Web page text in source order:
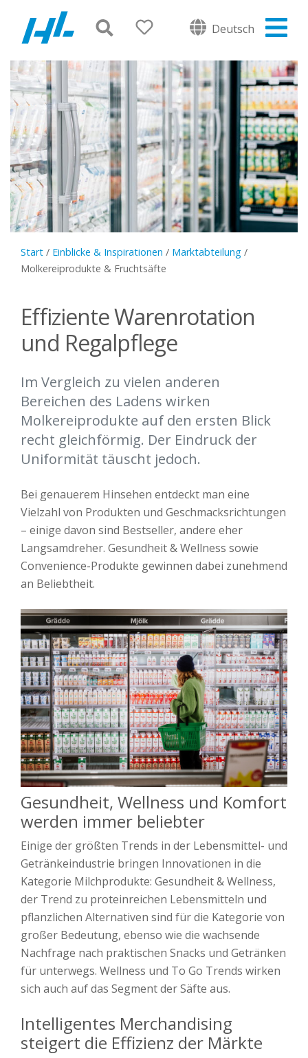
Deutsch
Start / Einblicke & Inspirationen / Marktabteilung /
Molkereiprodukte & Fruchtsäfte
Effiziente Warenrotation
und Regalpflege
Im Vergleich zu vielen anderen
Bereichen des Ladens wirken
Molkereiprodukte auf den ersten Blick
recht gleichförmig. Der Eindruck der
Uniformität täuscht jedoch.
Bei genauerem Hinsehen entdeckt man eine
Vielzahl von Produkten und Geschmacksrichtungen
– einige davon sind Bestseller, andere eher
Langsamdreher. Gesundheit & Wellness sowie
Convenience-Produkte gewinnen dabei zunehmend
an Beliebtheit.
Gesundheit, Wellness und Komfort
werden immer beliebter
Einige der größten Trends in der Lebensmittel- und
Getränkeindustrie bringen Innovationen in die
Kategorie Milchprodukte: Gesundheit & Wellness,
der Trend zu proteinreichen Lebensmitteln und
pflanzlichen Alternativen sind für die Kategorie von
großer Bedeutung, ebenso wie die wachsende
Nachfrage nach praktischen Snacks und Getränken
für unterwegs. Wellness und To Go Trends wirken
sich auch auf das Segment der Säfte aus.
Intelligentes Merchandising
steigert die Effizienz der Märkte